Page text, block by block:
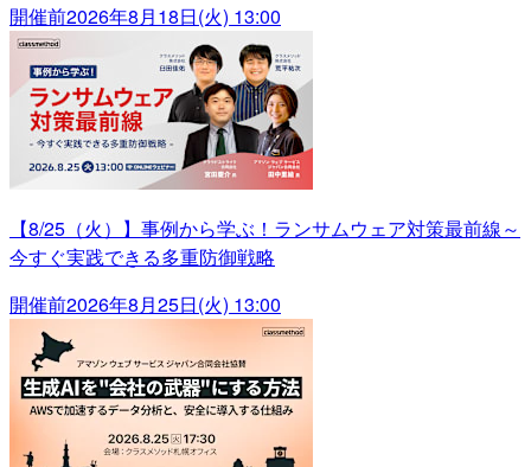
開催前2026年8月18日(火) 13:00
【8/25（火）】事例から学ぶ！ランサムウェア対策最前線～
今すぐ実践できる多重防御戦略
開催前2026年8月25日(火) 13:00